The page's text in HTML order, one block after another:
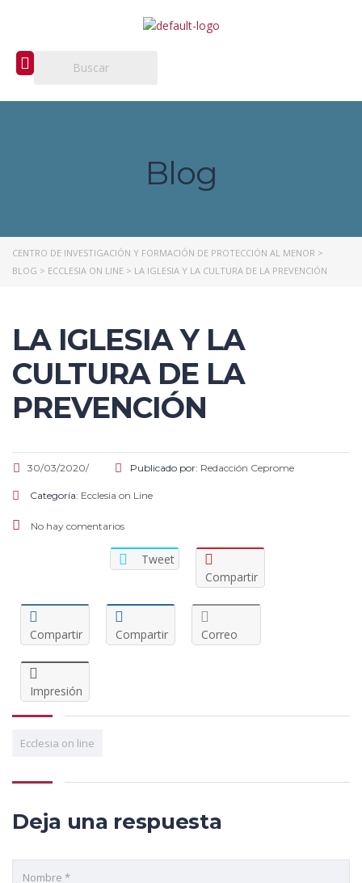
Blog
CENTRO DE INVESTIGACIÓN Y FORMACIÓN DE PROTECCIÓN AL MENOR >
BLOG > ECCLESIA ON LINE > LA IGLESIA Y LA CULTURA DE LA PREVENCIÓN
LA IGLESIA Y LA
CULTURA DE LA
PREVENCIÓN
30/03/2020/ Publicado por: Redacción Ceprome
Categoría: Ecclesia on Line
No hay comentarios
Tweet
Compartir
Compartir Compartir Correo
Impresión
Ecclesia on line
Deja una respuesta